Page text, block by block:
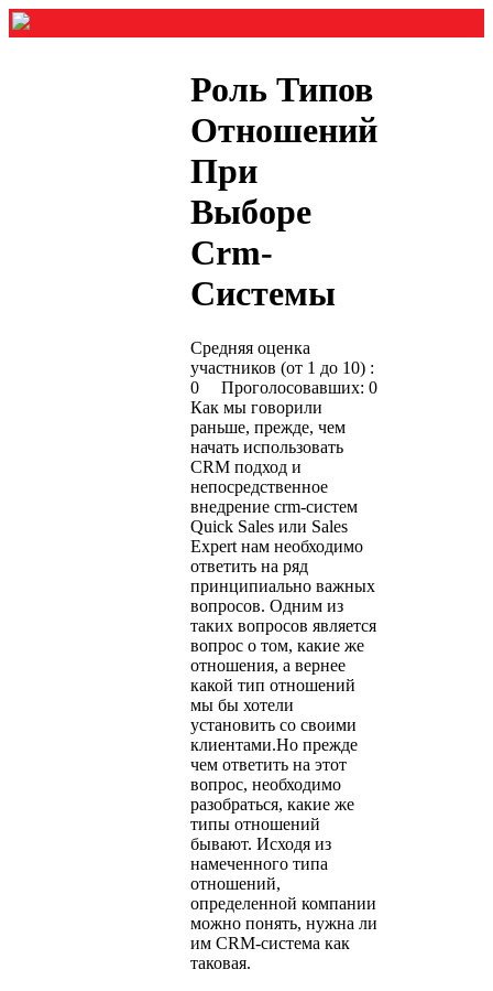
Роль Типов
Отношений
При
Выборе
Crm-
Системы
Средняя оценка
участников (от 1 до 10) :
0 Проголосовавших: 0
Как мы говорили
раньше, прежде, чем
начать использовать
CRM подход и
непосредственное
внедрение crm-систем
Quick Sales или Sales
Expert нам необходимо
ответить на ряд
принципиально важных
вопросов. Одним из
таких вопросов является
вопрос о том, какие же
отношения, а вернее
какой тип отношений
мы бы хотели
установить со своими
клиентами.Но прежде
чем ответить на этот
вопрос, необходимо
разобраться, какие же
типы отношений
бывают. Исходя из
намеченного типа
отношений,
определенной компании
можно понять, нужна ли
им CRM-система как
таковая.